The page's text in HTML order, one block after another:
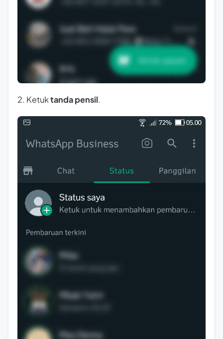
2. Ketuktanda pensil.